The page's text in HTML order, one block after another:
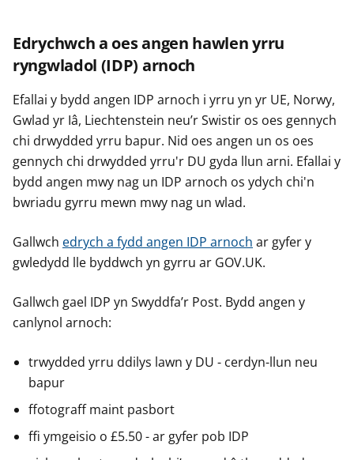
Edrychwch a oes angen hawlen yrru
ryngwladol (IDP) arnoch
Efallai y bydd angen IDP arnoch i yrru yn yr UE, Norwy,
Gwlad yr Iâ, Liechtenstein neu’r Swistir os oes gennych
chi drwydded yrru bapur. Nid oes angen un os oes
gennych chi drwydded yrru'r DU gyda llun arni. Efallai y
bydd angen mwy nag un IDP arnoch os ydych chi'n
bwriadu gyrru mewn mwy nag un wlad.
Gallwch edrych a fydd angen IDP arnoch ar gyfer y
gwledydd lle byddwch yn gyrru ar GOV.UK.
Gallwch gael IDP yn Swyddfa’r Post. Bydd angen y
canlynol arnoch:
trwydded yrru ddilys lawn y DU - cerdyn-llun neu
bapur
ffotograff maint pasbort
ffi ymgeisio o £5.50 - ar gyfer pob IDP